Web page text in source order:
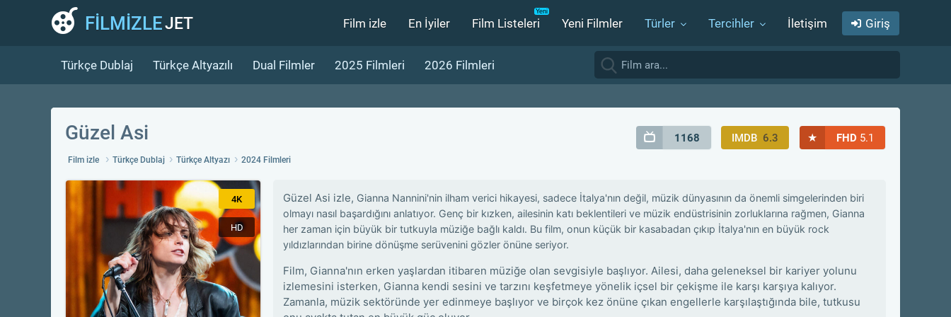
FİLMİZLEJET Film izle En İyiler Film Listeleri Yeni Filmler Türler Tercihler İletişim Giriş
Türkçe Dublaj Türkçe Altyazılı Dual Filmler 2025 Filmleri 2026 Filmleri
Güzel Asi
Film izle Türkçe Dublaj Türkçe Altyazı 2024 Filmleri
1168 IMDB 6.3 ★ FHD 5.1
4K
HD
Güzel Asi izle, Gianna Nannini'nin ilham verici hikayesi, sadece İtalya'nın değil, müzik dünyasının da önemli simgelerinden biri
olmayı nasıl başardığını anlatıyor. Genç bir kızken, ailesinin katı beklentileri ve müzik endüstrisinin zorluklarına rağmen, Gianna
her zaman için büyük bir tutkuyla müziğe bağlı kaldı. Bu film, onun küçük bir kasabadan çıkıp İtalya'nın en büyük rock
yıldızlarından birine dönüşme serüvenini gözler önüne seriyor.
Film, Gianna'nın erken yaşlardan itibaren müziğe olan sevgisiyle başlıyor. Ailesi, daha geleneksel bir kariyer yolunu
izlemesini isterken, Gianna kendi sesini ve tarzını keşfetmeye yönelik içsel bir çekişme ile karşı karşıya kalıyor.
Zamanla, müzik sektöründe yer edinmeye başlıyor ve birçok kez önüne çıkan engellerle karşılaştığında bile, tutkusu